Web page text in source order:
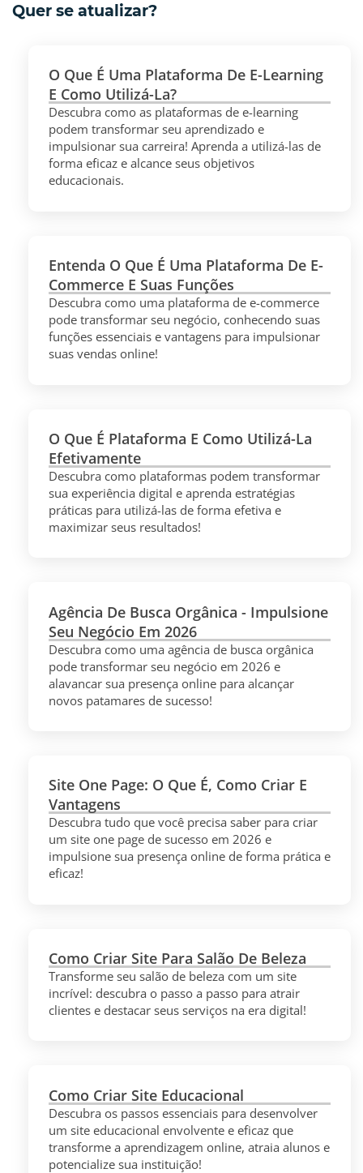
Quer se atualizar?
O Que É Uma Plataforma De E-Learning
E Como Utilizá-La?
Descubra como as plataformas de e-learning
podem transformar seu aprendizado e
impulsionar sua carreira! Aprenda a utilizá-las de
forma eficaz e alcance seus objetivos
educacionais.
Entenda O Que É Uma Plataforma De E-
Commerce E Suas Funções
Descubra como uma plataforma de e-commerce
pode transformar seu negócio, conhecendo suas
funções essenciais e vantagens para impulsionar
suas vendas online!
O Que É Plataforma E Como Utilizá-La
Efetivamente
Descubra como plataformas podem transformar
sua experiência digital e aprenda estratégias
práticas para utilizá-las de forma efetiva e
maximizar seus resultados!
Agência De Busca Orgânica - Impulsione
Seu Negócio Em 2026
Descubra como uma agência de busca orgânica
pode transformar seu negócio em 2026 e
alavancar sua presença online para alcançar
novos patamares de sucesso!
Site One Page: O Que É, Como Criar E
Vantagens
Descubra tudo que você precisa saber para criar
um site one page de sucesso em 2026 e
impulsione sua presença online de forma prática e
eficaz!
Como Criar Site Para Salão De Beleza
Transforme seu salão de beleza com um site
incrível: descubra o passo a passo para atrair
clientes e destacar seus serviços na era digital!
Como Criar Site Educacional
Descubra os passos essenciais para desenvolver
um site educacional envolvente e eficaz que
transforme a aprendizagem online, atraia alunos e
potencialize sua instituição!